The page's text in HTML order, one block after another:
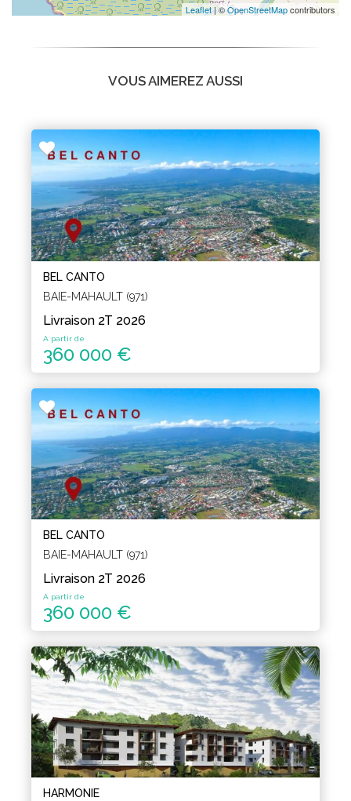
Leaflet| ©OpenStreetMapcontributors
VOUS AIMEREZ AUSSI
BEL CANTO
BAIE-MAHAULT (971)
Livraison 2T 2026
A partir de
360 000 €
BEL CANTO
BAIE-MAHAULT (971)
Livraison 2T 2026
A partir de
360 000 €
HARMONIE